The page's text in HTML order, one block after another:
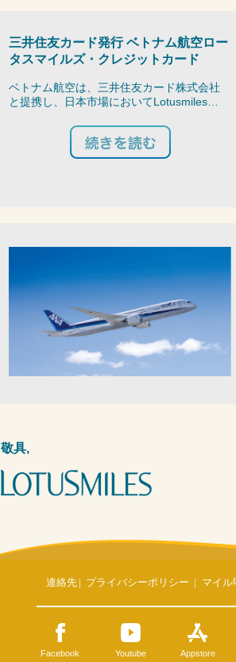
三井住友カード発行 ベトナム航空ロー
タスマイルズ・クレジットカード
ベトナム航空は、三井住友カード株式会社
と提携し、日本市場においてLotusmiles…
敬具,
連絡先 | プライバシーポリシー | マイル
Facebook Youtube Appstore